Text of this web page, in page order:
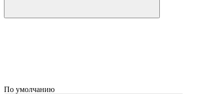
По умолчанию